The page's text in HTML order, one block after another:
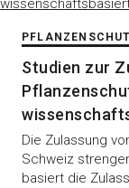
Studien zur
Die Zulassung
Schweiz
basiert die